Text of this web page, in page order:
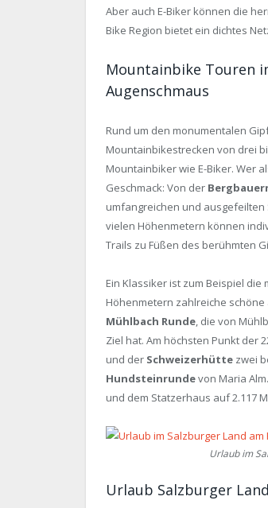
Aber auch E-Biker können die
Bike Region bietet ein dichtes
Mountainbike Touren
Augenschmaus
Rund um den monumentalen
Mountainbikestrecken von drei
Mountainbiker wie E-Biker. Wer
Geschmack: Von der
umfangreichen und
vielen Höhenmetern können
Trails zu Füßen des berühmten
Ein Klassiker ist zum Beispiel die
Höhenmetern zahlreiche
Mühlbach Runde, die von
Ziel hat. Am höchsten Punkt der
und der Schweizerhütte zwei
Hundsteinrundevon Maria
und dem Statzerhaus auf 2.117
Urlaub im
Urlaub Salzburger